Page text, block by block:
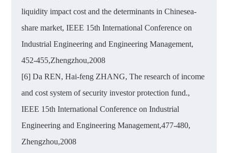
liquidity impact cost and the determinants in Chinesea-
share market, IEEE 15th International Conference on
Industrial Engineering and Engineering Management,
452-455,Zhengzhou,2008
[6] Da REN, Hai-feng ZHANG, The research of income
and cost system of security investor protection fund.,
IEEE 15th International Conference on Industrial
Engineering and Engineering Management,477-480,
Zhengzhou,2008